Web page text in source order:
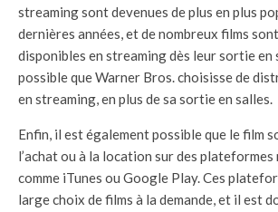
streaming sont devenues de plus en plus
dernières années, et de nombreux films
disponibles en streaming dès leur sortie en
possible que Warner Bros. choisisse de
en streaming, en plus de sa sortie en salles.
Enfin, il est également possible que le film
l’achat ou à la location sur des plateformes
comme iTunes ou Google Play. Ces
large choix de films à la demande, et il est